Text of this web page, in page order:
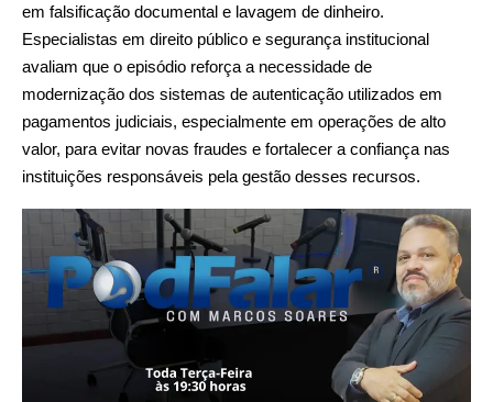
em falsificação documental e lavagem de dinheiro.
Especialistas em direito público e segurança institucional
avaliam que o episódio reforça a necessidade de
modernização dos sistemas de autenticação utilizados em
pagamentos judiciais, especialmente em operações de alto
valor, para evitar novas fraudes e fortalecer a confiança nas
instituições responsáveis pela gestão desses recursos.